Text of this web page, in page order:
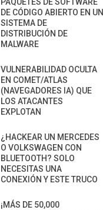
DE CÓDIGO ABIERTO EN UN
SISTEMA DE
DISTRIBUCIÓN DE
MALWARE
VULNERABILIDAD OCULTA
EN COMET/ATLAS
(NAVEGADORES IA) QUE
LOS ATACANTES
EXPLOTAN
¿HACKEAR UN MERCEDES
O VOLKSWAGEN CON
BLUETOOTH? SOLO
NECESITAS UNA
CONEXIÓN Y ESTE TRUCO
¡MÁS DE 50,000